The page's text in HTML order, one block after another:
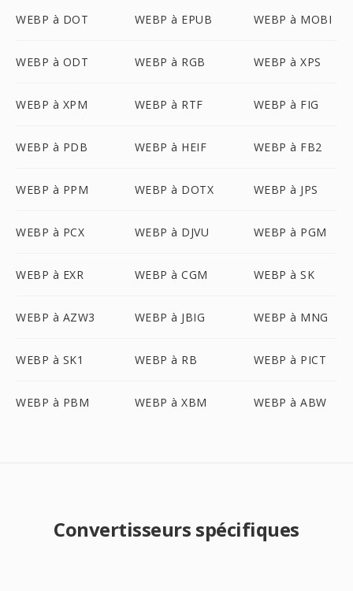
WEBP à DOT WEBP à EPUB WEBP à MOBI
WEBP à ODT WEBP à RGB WEBP à XPS
WEBP à XPM WEBP à RTF WEBP à FIG
WEBP à PDB WEBP à HEIF WEBP à FB2
WEBP à PPM WEBP à DOTX WEBP à JPS
WEBP à PCX WEBP à DJVU WEBP à PGM
WEBP à EXR WEBP à CGM WEBP à SK
WEBP à AZW3 WEBP à JBIG WEBP à MNG
WEBP à SK1 WEBP à RB WEBP à PICT
WEBP à PBM WEBP à XBM WEBP à ABW
Convertisseurs spécifiques